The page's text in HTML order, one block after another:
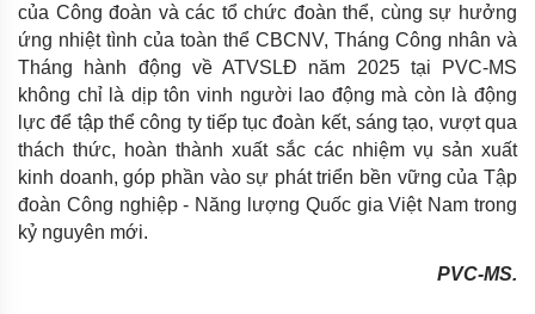
của Công đoàn và các tổ chức đoàn thể, cùng sự hưởng
ứng nhiệt tình của toàn thể CBCNV, Tháng Công nhân và
Tháng hành động về ATVSLĐ năm 2025 tại PVC-MS
không chỉ là dịp tôn vinh người lao động mà còn là động
lực để tập thể công ty tiếp tục đoàn kết, sáng tạo, vượt qua
thách thức, hoàn thành xuất sắc các nhiệm vụ sản xuất
kinh doanh, góp phần vào sự phát triển bền vững của Tập
đoàn Công nghiệp - Năng lượng Quốc gia Việt Nam trong
kỷ nguyên mới.
PVC-MS.